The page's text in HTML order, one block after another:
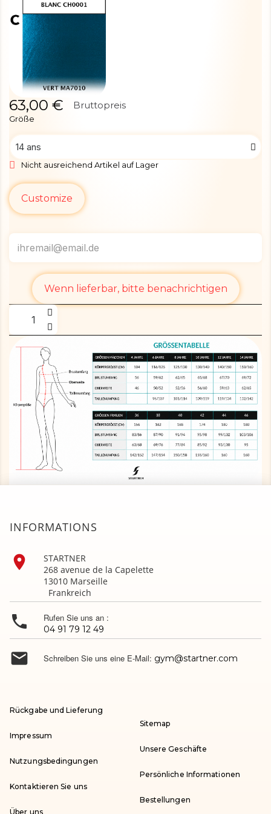
63,00 € Bruttopreis
Größe
Nicht ausreichend Artikel auf Lager
Customize
Wenn lieferbar, bitte benachrichtigen
INFORMATIONS

STARTNER
268 avenue de la Capelette
13010 Marseille
Frankreich
 Rufen Sie uns an :
04 91 79 12 49
 Schreiben Sie uns eine E-Mail: gym@startner.com
Rückgabe und Lieferung
Impressum
Nutzungsbedingungen
Kontaktieren Sie uns
Über uns
Sitemap
Unsere Geschäfte
Persönliche Informationen
Bestellungen